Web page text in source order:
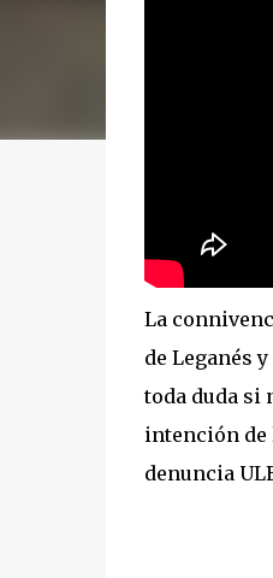
La
de Leganés
toda duda si
intención de
denuncia